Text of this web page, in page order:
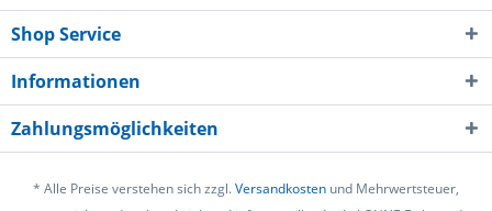
Shop Service
Informationen
Zahlungsmöglichkeiten
* Alle Preise verstehen sich zzgl.Versandkosten und Mehrwertsteuer,